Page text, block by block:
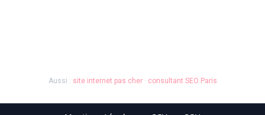
Aussi : site internet pas cher· consultant SEO Paris